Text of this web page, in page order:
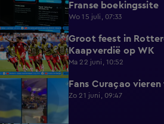
Franse boekingssite
Wo 15 juli, 07:33
1:24
Groot feest in
Kaapverdië op WK
Ma 22 juni, 10:52
1:13 Fans Curaçao vieren
Zo 21 juni, 09:47